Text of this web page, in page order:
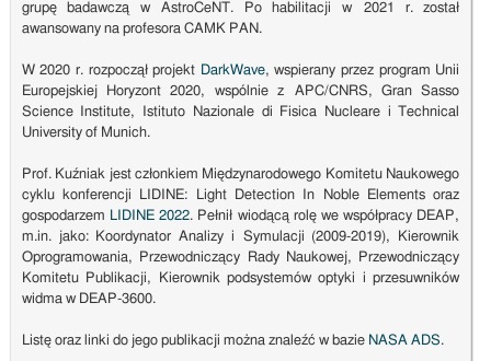
grupę badawczą w AstroCeNT. Po habilitacji w 2021 r. został
awansowany na profesora CAMK PAN.
W 2020 r. rozpoczął projekt DarkWave, wspierany przez program Unii
Europejskiej Horyzont 2020, wspólnie z APC/CNRS, Gran Sasso
Science Institute, Istituto Nazionale di Fisica Nucleare i Technical
University of Munich.
Prof. Kuźniak jest członkiem Międzynarodowego Komitetu Naukowego
cyklu konferencji LIDINE: Light Detection In Noble Elements oraz
gospodarzem LIDINE 2022. Pełnił wiodącą rolę we współpracy DEAP,
m.in. jako: Koordynator Analizy i Symulacji (2009-2019), Kierownik
Oprogramowania, Przewodniczący Rady Naukowej, Przewodniczący
Komitetu Publikacji, Kierownik podsystemów optyki i przesuwników
widma w DEAP-3600.
Listę oraz linki do jego publikacji można znaleźć w bazie NASA ADS.